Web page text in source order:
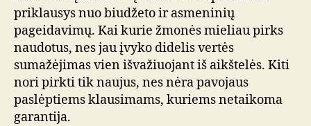
priklausys nuo biudžeto ir asmeninių
pageidavimų. Kai kurie žmonės mieliau pirks
naudotus, nes jau įvyko didelis vertės
sumažėjimas vien išvažiuojant iš aikštelės. Kiti
nori pirkti tik naujus, nes nėra pavojaus
paslėptiems klausimams, kuriems netaikoma
garantija.